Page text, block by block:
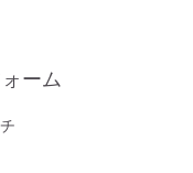
やめたら元気
ーム